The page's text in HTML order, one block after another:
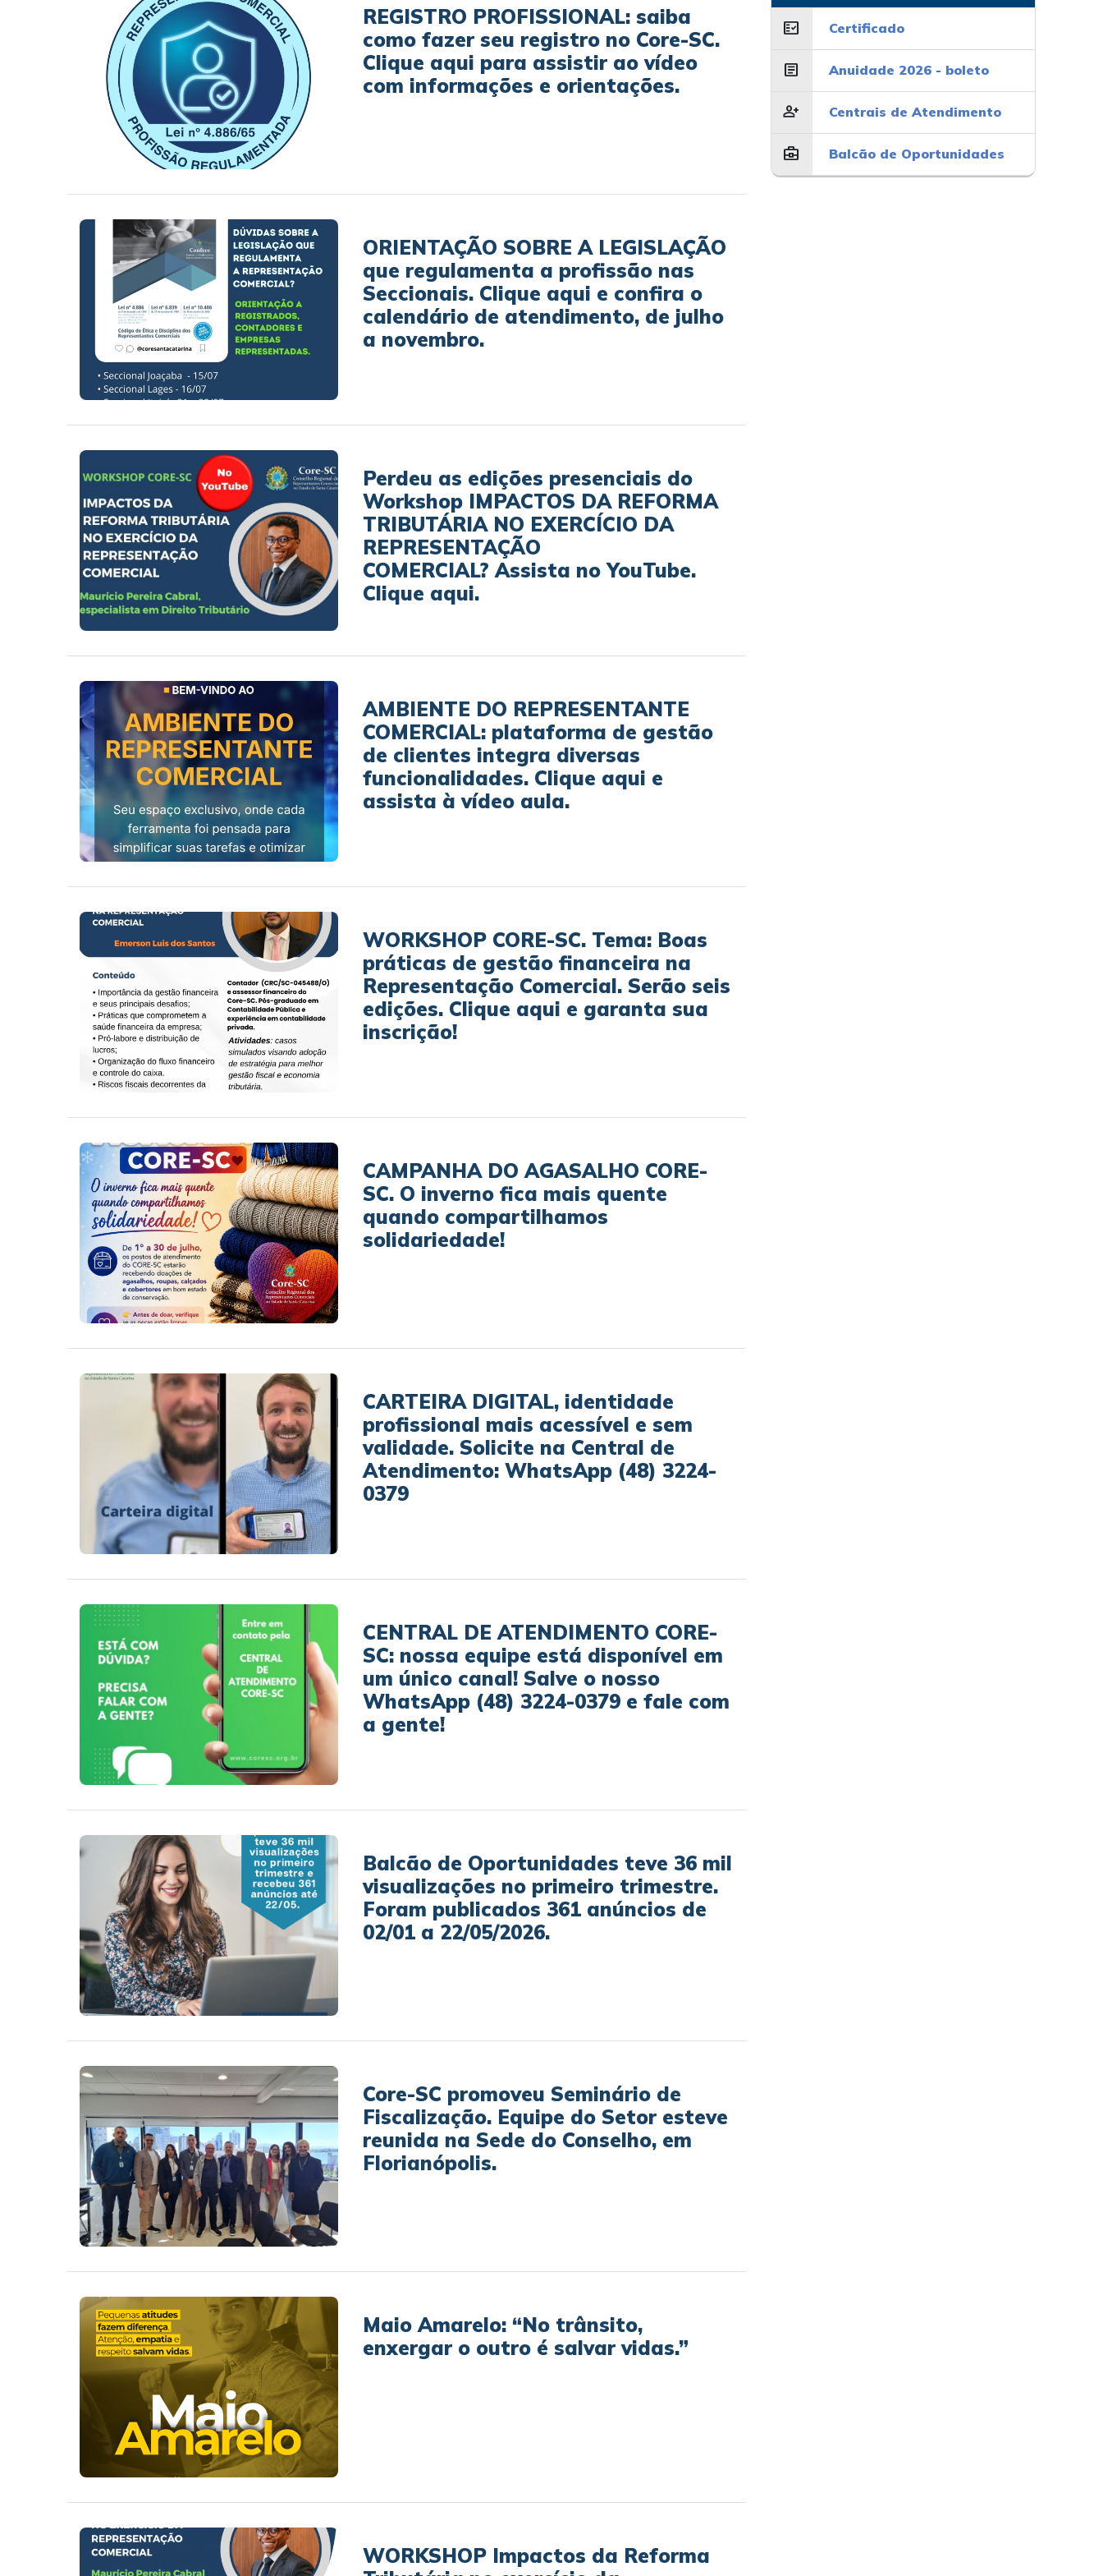
REGISTRO PROFISSIONAL: saiba
como fazer seu registro no Core-SC.
Clique aqui para assistir ao vídeo
com informações e orientações.
ORIENTAÇÃO SOBRE A LEGISLAÇÃO
que regulamenta a profissão nas
Seccionais. Clique aqui e confira o
calendário de atendimento, de julho
a novembro.
Perdeu as edições presenciais do
Workshop IMPACTOS DA REFORMA
TRIBUTÁRIA NO EXERCÍCIO DA
REPRESENTAÇÃO
COMERCIAL? Assista no YouTube.
Clique aqui.
AMBIENTE DO REPRESENTANTE
COMERCIAL: plataforma de gestão
de clientes integra diversas
funcionalidades. Clique aqui e
assista à vídeo aula.
WORKSHOP CORE-SC. Tema: Boas
práticas de gestão financeira na
Representação Comercial. Serão seis
edições. Clique aqui e garanta sua
inscrição!
CAMPANHA DO AGASALHO CORE-
SC. O inverno fica mais quente
quando compartilhamos
solidariedade!
CARTEIRA DIGITAL, identidade
profissional mais acessível e sem
validade. Solicite na Central de
Atendimento: WhatsApp (48) 3224-
0379
CENTRAL DE ATENDIMENTO CORE-
SC: nossa equipe está disponível em
um único canal! Salve o nosso
WhatsApp (48) 3224-0379 e fale com
a gente!
Balcão de Oportunidades teve 36 mil
visualizações no primeiro trimestre.
Foram publicados 361 anúncios de
02/01 a 22/05/2026.
Core-SC promoveu Seminário de
Fiscalização. Equipe do Setor esteve
reunida na Sede do Conselho, em
Florianópolis.
Maio Amarelo: “No trânsito,
enxergar o outro é salvar vidas.”
WORKSHOP Impactos da Reforma
fact_check Certificado
article Anuidade 2026 - boleto
person_add Centrais de Atendimento
business_center Balcão de Oportunidades